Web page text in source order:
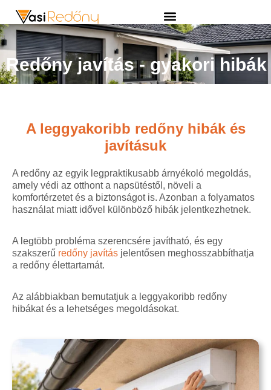
Redőny javítás - gyakori hibák
A leggyakoribb redőny hibák és
javításuk
A redőny az egyik legpraktikusabb árnyékoló megoldás,
amely védi az otthont a napsütéstől, növeli a
komfortérzetet és a biztonságot is. Azonban a folyamatos
használat miatt idővel különböző hibák jelentkezhetnek.
A legtöbb probléma szerencsére javítható, és egy
szakszerű redőny javítás jelentősen meghosszabbíthatja
a redőny élettartamát.
Az alábbiakban bemutatjuk a leggyakoribb redőny
hibákat és a lehetséges megoldásokat.